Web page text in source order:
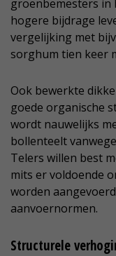
groenbemesters in
hogere bijdrage
vergelijking met
sorghum tien keer
Ook bewerkte
goede organische
wordt nauwelijks
bollenteelt
Telers willen best
mits er voldoende
worden
aanvoernormen.
Structurele